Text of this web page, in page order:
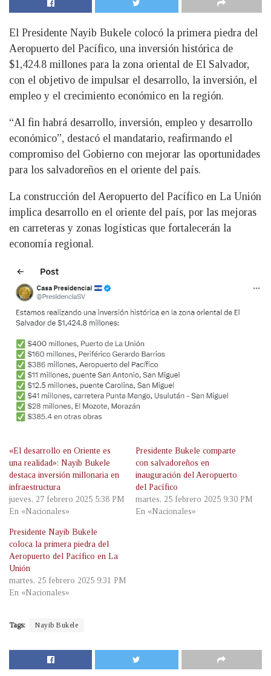
El Presidente Nayib Bukele colocó la primera piedra del
Aeropuerto del Pacífico, una inversión histórica de
$1,424.8 millones para la zona oriental de El Salvador,
con el objetivo de impulsar el desarrollo, la inversión, el
empleo y el crecimiento económico en la región.
“Al fin habrá desarrollo, inversión, empleo y desarrollo
económico”, destacó el mandatario, reafirmando el
compromiso del Gobierno con mejorar las oportunidades
para los salvadoreños en el oriente del país.
La construcción del Aeropuerto del Pacífico en La Unión
implica desarrollo en el oriente del país, por las mejoras
en carreteras y zonas logísticas que fortalecerán la
economía regional.
«El desarrollo en Oriente es
una realidad»: Nayib Bukele
destaca inversión millonaria en
infraestructura
jueves, 27 febrero 2025 5:38 PM
En «Nacionales»
Presidente Bukele comparte
con salvadoreños en
inauguración del Aeropuerto
del Pacífico
martes, 25 febrero 2025 9:30 PM
En «Nacionales»
Presidente Nayib Bukele
coloca la primera piedra del
Aeropuerto del Pacífico en La
Unión
martes, 25 febrero 2025 9:31 PM
En «Nacionales»
Tags: Nayib Bukele